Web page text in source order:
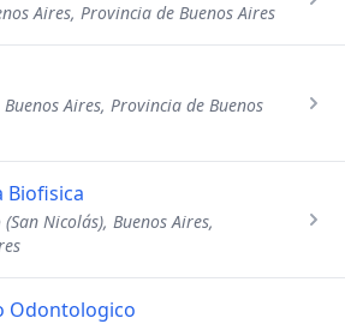
Aires, Provincia de Buenos Aires
Aires, Provincia de Buenos
Biofisica
Nicolás), Buenos Aires,
Odontologico